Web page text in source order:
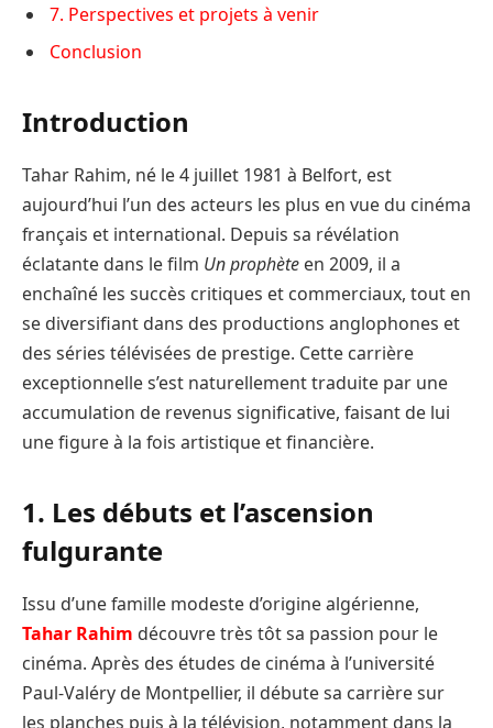
7. Perspectives et projets à venir
Conclusion
Introduction
Tahar Rahim, né le 4 juillet 1981 à Belfort, est
aujourd’hui l’un des acteurs les plus en vue du cinéma
français et international. Depuis sa révélation
éclatante dans le film Un prophète en 2009, il a
enchaîné les succès critiques et commerciaux, tout en
se diversifiant dans des productions anglophones et
des séries télévisées de prestige. Cette carrière
exceptionnelle s’est naturellement traduite par une
accumulation de revenus significative, faisant de lui
une figure à la fois artistique et financière.
1. Les débuts et l’ascension
fulgurante
Issu d’une famille modeste d’origine algérienne,
Tahar Rahim découvre très tôt sa passion pour le
cinéma. Après des études de cinéma à l’université
Paul-Valéry de Montpellier, il débute sa carrière sur
les planches puis à la télévision, notamment dans la